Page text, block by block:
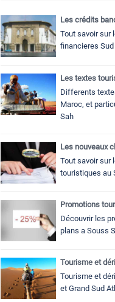
Les crédits
Tout savoir sur
financieres
Les textes
Differents
Maroc, et
Sah
Les nouveaux
Tout savoir sur
touristiques au
Promotions
Découvrir les
plans a Souss
Tourisme et
Tourisme et
et Grand Sud